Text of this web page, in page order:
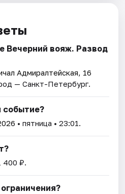
Вечерний вояж. Развод
Адмиралтейская, 16
— Санкт-Петербург.
событие?
• пятница • 23:01.
400 ₽.